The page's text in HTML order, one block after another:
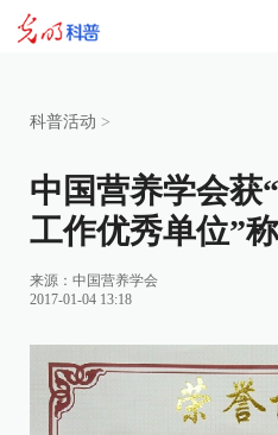
科普活动 >
中国营养学会获
工作优秀单位”
来源： 中国营养学会
2017-01-04 13:18